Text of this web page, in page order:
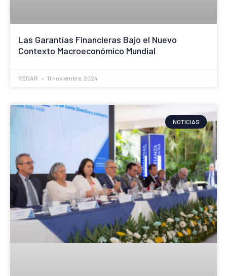
Las Garantías Financieras Bajo el Nuevo
Contexto Macroeconómico Mundial
REGAR 11 noviembre, 2024
NOTICIAS